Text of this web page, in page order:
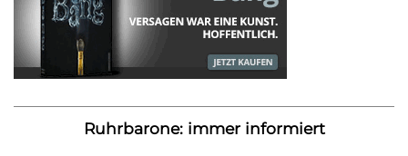
Ruhrbarone: immer informiert